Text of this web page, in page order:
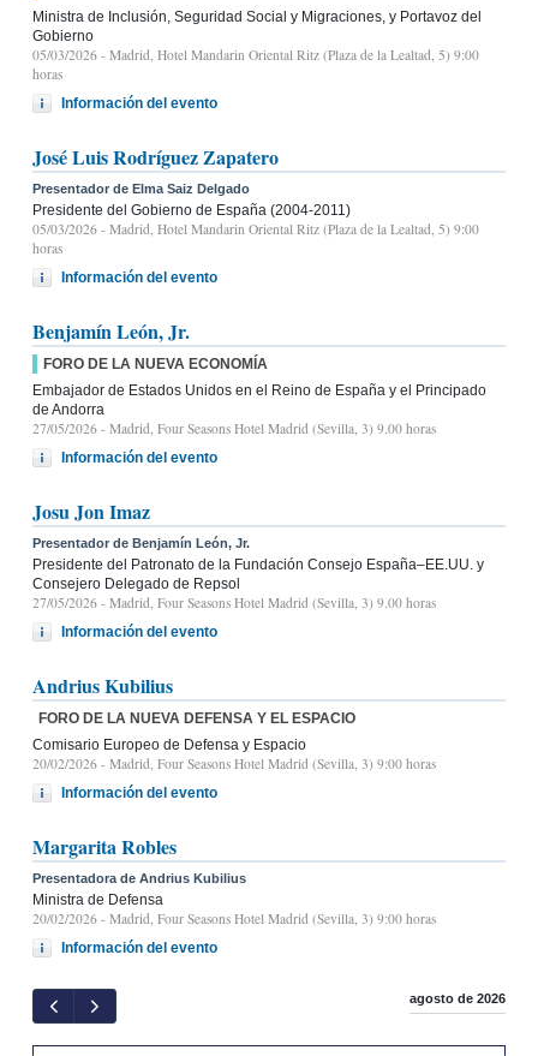
Ministra de Inclusión, Seguridad Social y Migraciones, y Portavoz del
Gobierno
05/03/2026 - Madrid, Hotel Mandarin Oriental Ritz (Plaza de la Lealtad, 5) 9:00
horas
Información del evento
José Luis Rodríguez Zapatero
Presentador de Elma Saiz Delgado
Presidente del Gobierno de España (2004-2011)
05/03/2026 - Madrid, Hotel Mandarin Oriental Ritz (Plaza de la Lealtad, 5) 9:00
horas
Información del evento
Benjamín León, Jr.
FORO DE LA NUEVA ECONOMÍA
Embajador de Estados Unidos en el Reino de España y el Principado
de Andorra
27/05/2026 - Madrid, Four Seasons Hotel Madrid (Sevilla, 3) 9.00 horas
Información del evento
Josu Jon Imaz
Presentador de Benjamín León, Jr.
Presidente del Patronato de la Fundación Consejo España–EE.UU. y
Consejero Delegado de Repsol
27/05/2026 - Madrid, Four Seasons Hotel Madrid (Sevilla, 3) 9.00 horas
Información del evento
Andrius Kubilius
FORO DE LA NUEVA DEFENSA Y EL ESPACIO
Comisario Europeo de Defensa y Espacio
20/02/2026 - Madrid, Four Seasons Hotel Madrid (Sevilla, 3) 9:00 horas
Información del evento
Margarita Robles
Presentadora de Andrius Kubilius
Ministra de Defensa
20/02/2026 - Madrid, Four Seasons Hotel Madrid (Sevilla, 3) 9:00 horas
Información del evento
agosto de 2026